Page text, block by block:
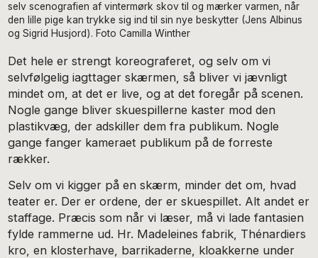
selv scenografien af vintermørk skov til og mærker varmen, når
den lille pige kan trykke sig ind til sin nye beskytter (Jens Albinus
og Sigrid Husjord). Foto Camilla Winther
Det hele er strengt koreograferet, og selv om vi
selvfølgelig iagttager skærmen, så bliver vi jævnligt
mindet om, at det er live, og at det foregår på scenen.
Nogle gange bliver skuespillerne kaster mod den
plastikvæg, der adskiller dem fra publikum. Nogle
gange fanger kameraet publikum på de forreste
rækker.
Selv om vi kigger på en skærm, minder det om, hvad
teater er. Der er ordene, der er skuespillet. Alt andet er
staffage. Præcis som når vi læser, må vi lade fantasien
fylde rammerne ud. Hr. Madeleines fabrik, Thénardiers
kro, en klosterhave, barrikaderne, kloakkerne under